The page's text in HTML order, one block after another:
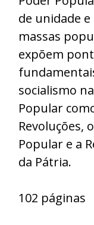
de unidade e
massas
expõem
socialismo
Popular
Revoluções,
Popular e a
da Pátria.
102 páginas